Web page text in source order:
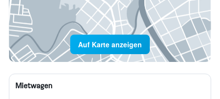
Auf Karte anzeigen
Mietwagen